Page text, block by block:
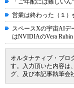
「ご年配には難しい
営業は終わった（１
スペースXの宇宙AIデ
はNVIDIAのVera
オルタナティブ・ブロ
す。入力頂いた内容は
グ、及び本記事執筆会